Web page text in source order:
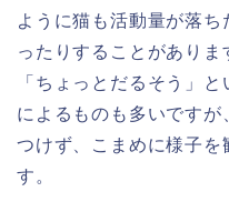
ように猫も活動量が落
ったりすることがありま
「ちょっとだるそう」
によるものも多いです
つけず、こまめに様子
す。